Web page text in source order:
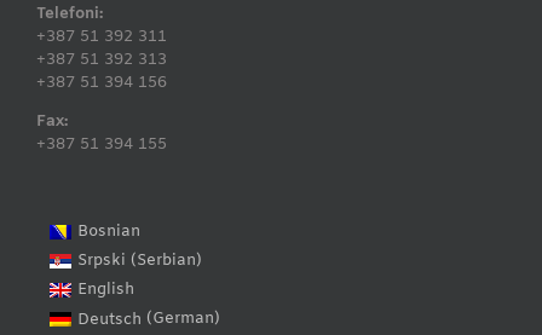
Telefoni:
+387 51 392 311
+387 51 392 313
+387 51 394 156
Fax:
+387 51 394 155
Bosnian
Srpski (Serbian)
English
Deutsch (German)